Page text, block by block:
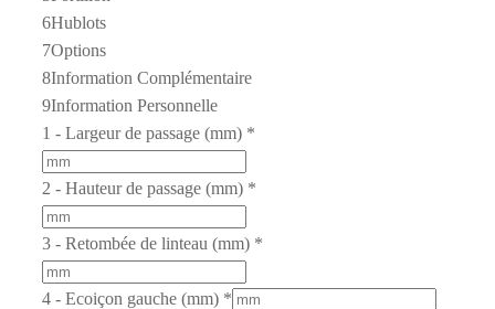
6Hublots
7Options
8Information Complémentaire
9Information Personnelle
1 - Largeur de passage (mm) *
2 - Hauteur de passage (mm) *
3 - Retombée de linteau (mm) *
4 - Ecoiçon gauche (mm) *